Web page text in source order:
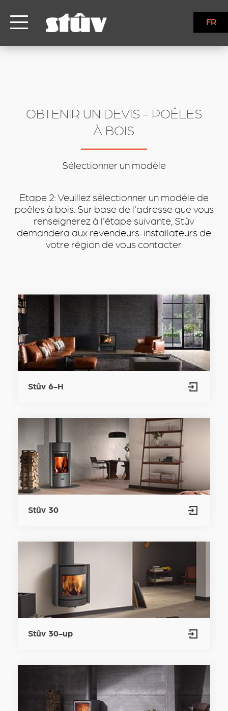
FR
OBTENIR UN DEVIS - POÊLES
À BOIS
Sélectionner un modèle
Etape 2: Veuillez sélectionner un modèle de
poêles à bois. Sur base de l'adresse que vous
renseignerez à l'étape suivante, Stûv
demandera aux revendeurs-installateurs de
votre région de vous contacter.
Stûv 6-H
Stûv 30
Stûv 30-up